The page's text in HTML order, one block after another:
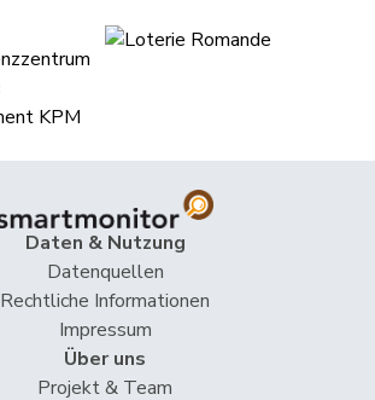
Daten & Nutzung
Datenquellen
Rechtliche Informationen
Impressum
Über uns
Projekt & Team